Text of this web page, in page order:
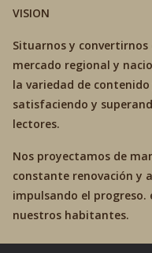
VISION
Situarnos y
mercado regional y
la variedad de
satisfaciendo y
lectores.
Nos proyectamos de
constante renovación y
impulsando el progreso.
nuestros habitantes.